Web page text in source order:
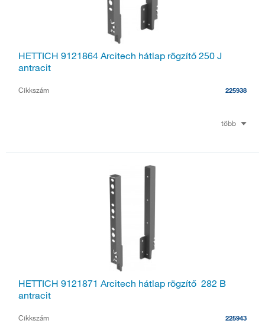
HETTICH 9121864 Arcitech hátlap rögzítő 250 J
antracit
Cikkszám 225938
több
HETTICH 9121871 Arcitech hátlap rögzítő 282 B
antracit
Cikkszám 225943